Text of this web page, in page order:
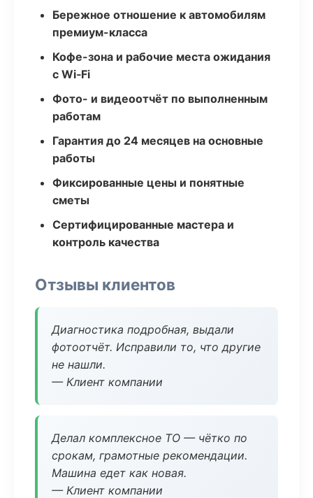
Бережное отношение к автомобилям
премиум-класса
Кофе-зона и рабочие места ожидания
с Wi‑Fi
Фото- и видеоотчёт по выполненным
работам
Гарантия до 24 месяцев на основные
работы
Фиксированные цены и понятные
сметы
Сертифицированные мастера и
контроль качества
Отзывы клиентов
Диагностика подробная, выдали
фотоотчёт. Исправили то, что другие
не нашли.
— Клиент компании
Делал комплексное ТО — чётко по
срокам, грамотные рекомендации.
Машина едет как новая.
— Клиент компании